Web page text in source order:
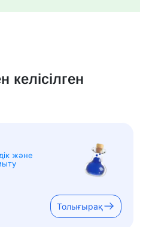
келісілген
және
Толығырақ